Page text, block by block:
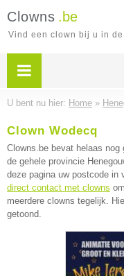
Clowns .be
Vind een clown bij u in
U bent nu hier: Home »
Clown Wodecq
Clowns.be bevat helaas nog
de gehele provincie
deze pagina uw postcode in
direct contact met clowns
meerdere clowns tegelijk.
getoond.